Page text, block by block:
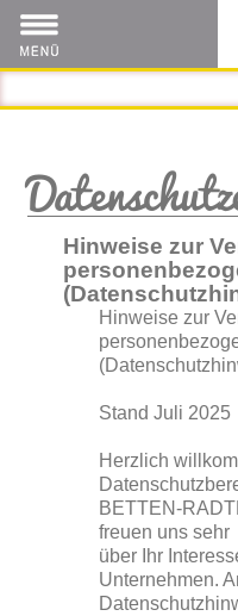
Hinweise zur
Hinweise zur
Stand Juli 2025
Herzlich
BETTEN-
freuen uns sehr
über Ihr
Unternehmen.